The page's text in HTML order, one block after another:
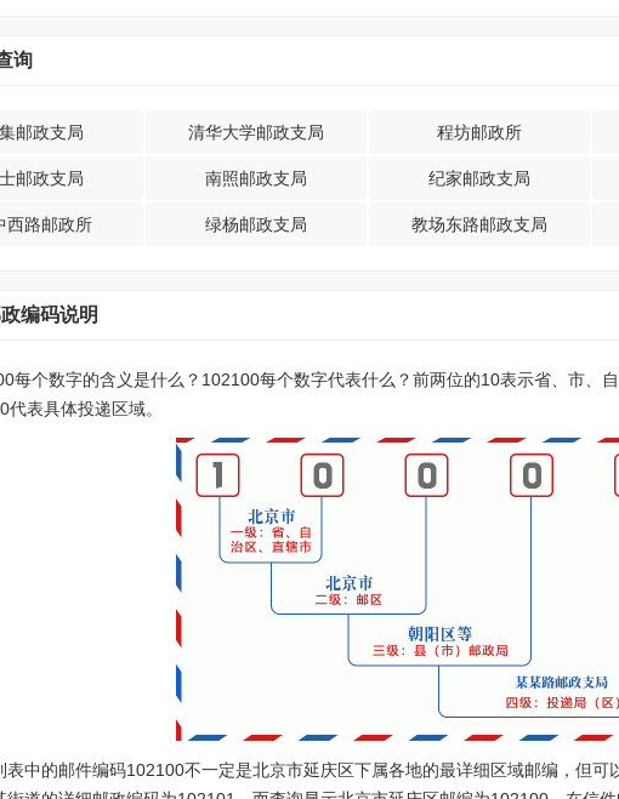
询
邮政支局 清华大学邮政支局 程坊邮政所
邮政支局 南照邮政支局 纪家邮政支局
西路邮政所 绿杨邮政支局 教场东路邮政支局
编码说明
每个数字的含义是什么？102100每个数字代表什么？前两位的10表示省、市、
代表具体投递区域。
表中的邮件编码102100不一定是北京市延庆区下属各地的最详细区域邮编，但